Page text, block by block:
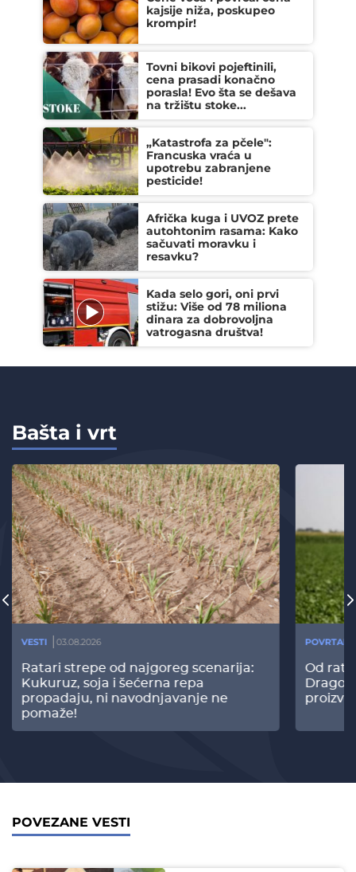
kajsije niža, poskupeo
krompir!
Tovni bikovi pojeftinili,
cena prasadi konačno
porasla! Evo šta se dešava
na tržištu stoke...
„Katastrofa za pčele":
Francuska vraća u
upotrebu zabranjene
pesticide!
Afrička kuga i UVOZ prete
autohtonim rasama: Kako
sačuvati moravku i
resavku?
Kada selo gori, oni prvi
stižu: Više od 78 miliona
dinara za dobrovoljna
vatrogasna društva!
Bašta i vrt
VESTI 03.08.2026
Ratari strepe od najgoreg scenarija:
Kukuruz, soja i šećerna repa
propadaju, ni navodnjavanje ne
pomaže!
Od
POVEZANE VESTI